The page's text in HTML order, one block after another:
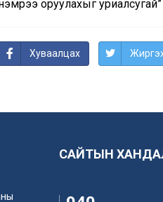
оруулахыг
Хуваалцах
САЙТЫН